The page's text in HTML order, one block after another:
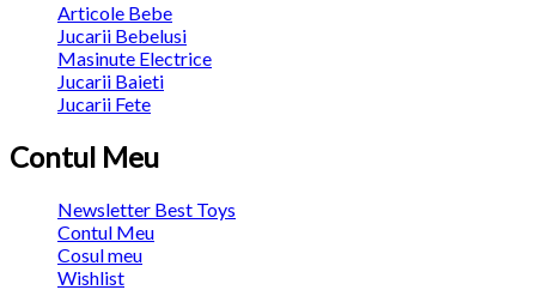
Articole Bebe
Jucarii Bebelusi
Masinute Electrice
Jucarii Baieti
Jucarii Fete
Contul Meu
Newsletter Best Toys
Contul Meu
Cosul meu
Wishlist